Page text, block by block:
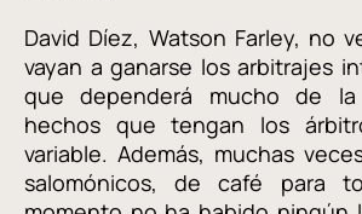
David Díez, Watson Farley, no
vayan a ganarse los arbitrajes
que dependerá mucho de
hechos que tengan los
variable. Además, muchas
salomónicos, de café para